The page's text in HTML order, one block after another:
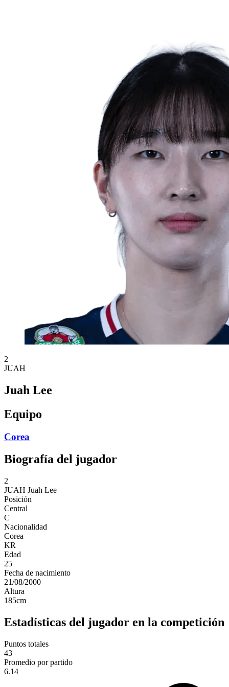
2
JUAH
Juah Lee
Equipo
Corea
Biografía del jugador
2
JUAH Juah Lee
Posición
Central
C
Nacionalidad
Corea
KR
Edad
25
Fecha de nacimiento
21/08/2000
Altura
185cm
Estadísticas del jugador en la competición
Puntos totales
43
Promedio por partido
6.14